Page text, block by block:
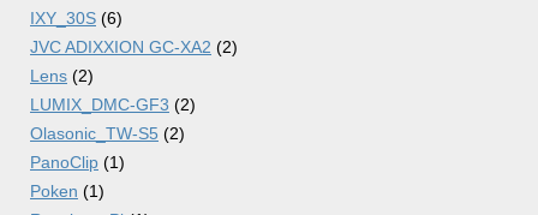
IXY_30S (6)
JVC ADIXXION GC-XA2 (2)
Lens (2)
LUMIX_DMC-GF3 (2)
Olasonic_TW-S5 (2)
PanoClip (1)
Poken (1)